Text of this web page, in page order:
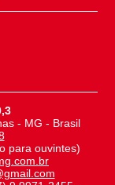
- MG - Brasil
para ouvintes)